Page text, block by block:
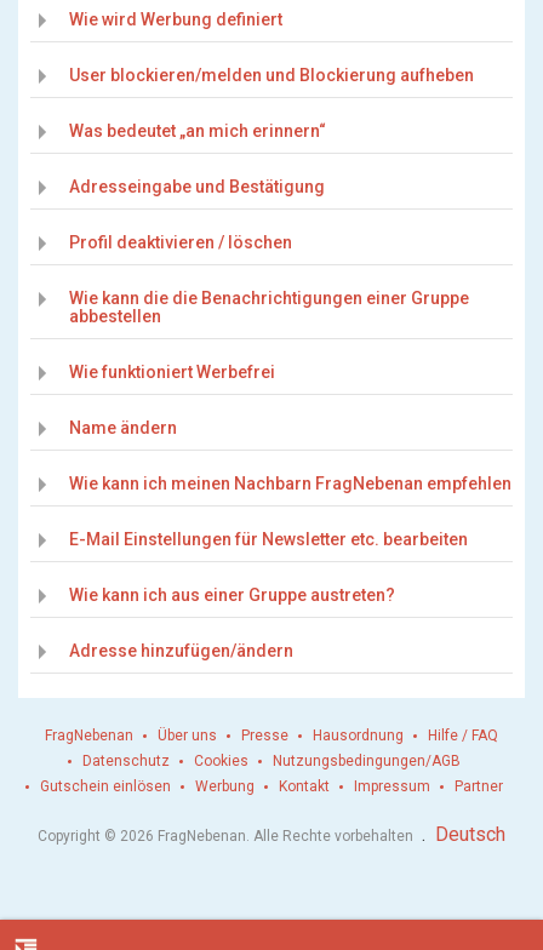
Wie wird Werbung definiert
User blockieren/melden und Blockierung aufheben
Was bedeutet „an mich erinnern“
Adresseingabe und Bestätigung
Profil deaktivieren / löschen
Wie kann die die Benachrichtigungen einer Gruppe
abbestellen
Wie funktioniert Werbefrei
Name ändern
Wie kann ich meinen Nachbarn FragNebenan empfehlen
E-Mail Einstellungen für Newsletter etc. bearbeiten
Wie kann ich aus einer Gruppe austreten?
Adresse hinzufügen/ändern
FragNebenan Über uns Presse Hausordnung
Hilfe / FAQ
Datenschutz
Cookies
Nutzungsbedingungen/AGB
Gutschein einlösen
Werbung Kontakt Impressum Partner
Copyright © 2026 FragNebenan. Alle Rechte vorbehalten . Deutsch